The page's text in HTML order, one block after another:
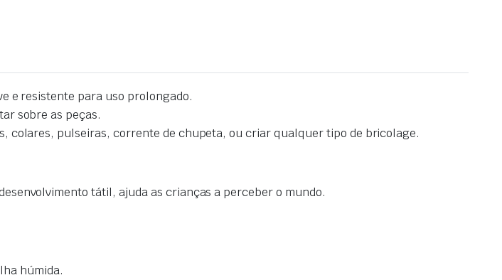
e resistente para uso prolongado.
sobre as peças.
colares, pulseiras, corrente de chupeta, ou criar qualquer tipo de bricolage.
tátil, ajuda as crianças a perceber o mundo.
húmida.